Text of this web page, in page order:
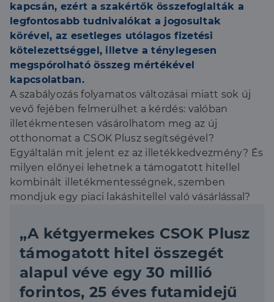
kapcsán, ezért a szakértők összefoglalták a
legfontosabb tudnivalókat a jogosultak
körével, az esetleges utólagos fizetési
kötelezettséggel, illetve a ténylegesen
megspórolható összeg mértékével
kapcsolatban.
A szabályozás folyamatos változásai miatt sok új
vevő fejében felmerülhet a kérdés: valóban
illetékmentesen vásárolhatom meg az új
otthonomat a CSOK Plusz segítségével?
Egyáltalán mit jelent ez az illetékkedvezmény? És
milyen előnyei lehetnek a támogatott hitellel
kombinált illetékmentességnek, szemben
mondjuk egy piaci lakáshitellel való vásárlással?
„A kétgyermekes CSOK Plusz
támogatott hitel összegét
alapul véve egy 30 millió
forintos, 25 éves futamidejű